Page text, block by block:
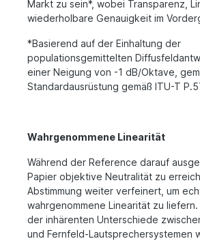
Markt zu sein*, wobei Transparenz,
wiederholbare Genauigkeit im
*Basierend auf der Einhaltung der
populationsgemittelten
einer Neigung von -1 dB/Oktave,
Standardausrüstung gemäß ITU-T
Wahrgenommene Linearität
Während der Reference darauf
Papier objektive Neutralität zu
Abstimmung weiter verfeinert, um
wahrgenommene Linearität zu
der inhärenten Unterschiede
und Fernfeld-Lautsprechersystemen